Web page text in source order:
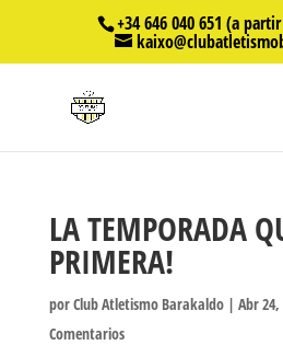
+34 646 040 651 (a
LA TEMPORADA
PRIMERA!
porClub Atletismo Barakaldo| Abr 24,
Comentarios